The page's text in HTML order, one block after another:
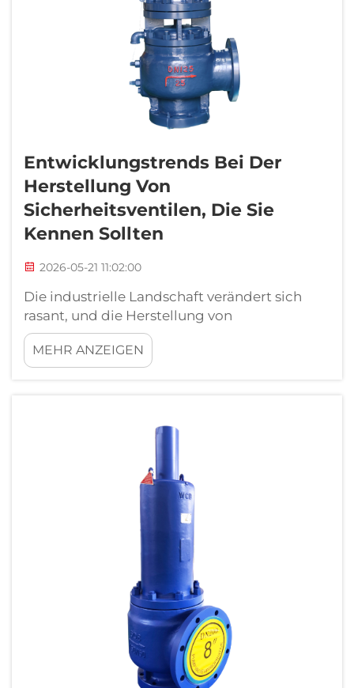
Entwicklungstrends Bei Der
Herstellung Von
Sicherheitsventilen, Die Sie
Kennen Sollten
2026-05-21 11:02:00
Die industrielle Landschaft verändert sich
rasant, und die Herstellung von
Sicherheitsventilen bildet hierbei keine
Ausnahme. Von intelligenteren Werkstoffen
bis hin zu digital integrierten
dieser kritischen Komponenten neu
MEHR ANZEIGEN